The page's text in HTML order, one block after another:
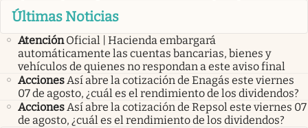
Últimas Noticias
Atención Oficial | Hacienda embargará
automáticamente las cuentas bancarias, bienes y
vehículos de quienes no respondan a este aviso final
AccionesAsí abre la cotización de Enagás este viernes
07 de agosto, ¿cuál es el rendimiento de los dividendos?
AccionesAsí abre la cotización de Repsol este viernes 07
de agosto, ¿cuál es el rendimiento de los dividendos?